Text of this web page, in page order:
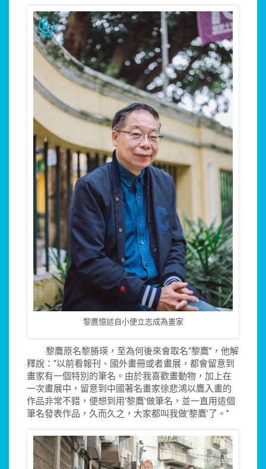
黎鷹憶述自小便立志成為畫家
黎鷹原名黎勝瑛，至為何後來會取名“黎鷹”，他解
釋說：“以前看報刊、國外畫冊或者畫展，都會留意到
畫家有一個特別的筆名。由於我喜歡畫動物，加上在
一次畫展中，留意到中國著名畫家徐悲鴻以鷹入畫的
作品非常不錯，便想到用‘黎鷹’做筆名，並一直用這個
筆名發表作品，久而久之，大家都叫我做‘黎鷹’了。”